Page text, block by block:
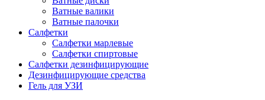
Ватные валики
Ватные палочки
Салфетки
Салфетки марлевые
Салфетки спиртовые
Салфетки дезинфицирующие
Дезинфицирующие средства
Гель для УЗИ